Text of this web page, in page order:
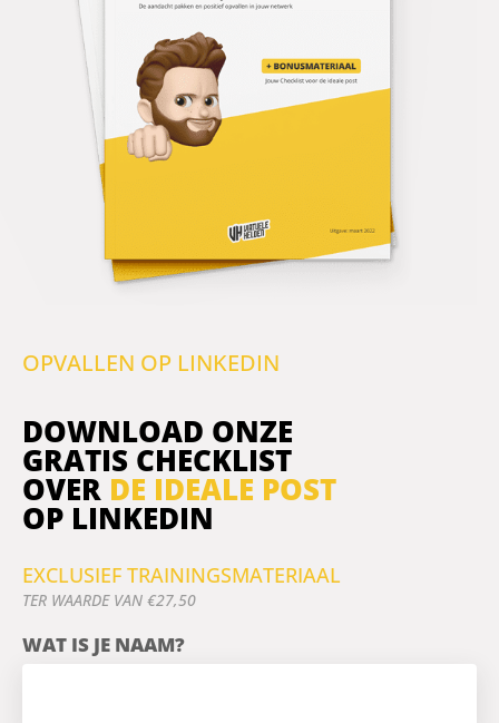
OPVALLEN OP LINKEDIN
DOWNLOAD ONZE
GRATIS CHECKLIST
OVER DE IDEALE POST
OP LINKEDIN
EXCLUSIEF TRAININGSMATERIAAL
TER WAARDE VAN €27,50
WAT IS JE NAAM?